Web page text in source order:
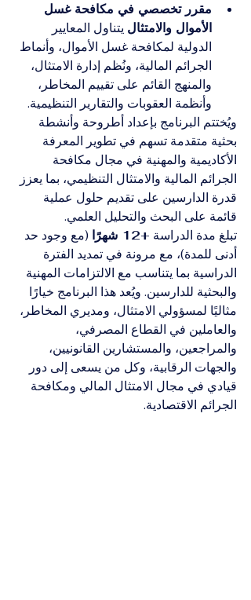
مقرر تخصصي في مكافحة غسل
الأموال والامتثال يتناول المعايير
الدولية لمكافحة غسل الأموال، وأنماط
الجرائم المالية، ونُظم إدارة الامتثال،
والمنهج القائم على تقييم المخاطر،
وأنظمة العقوبات والتقارير التنظيمية.
ويُختتم البرنامج بإعداد أطروحة وأنشطة
بحثية متقدمة تسهم في تطوير المعرفة
الأكاديمية والمهنية في مجال مكافحة
الجرائم المالية والامتثال التنظيمي، بما يعزز
قدرة الدارسين على تقديم حلول عملية
قائمة على البحث والتحليل العلمي.
تبلغ مدة الدراسة +12 شهرًا
(مع وجود حد
أدنى للمدة)، مع مرونة في تمديد الفترة
الدراسية بما يتناسب مع الالتزامات المهنية
والبحثية للدارسين. ويُعد هذا البرنامج خيارًا
مثاليًا لمسؤولي الامتثال، ومديري المخاطر،
والعاملين في القطاع المصرفي،
والمراجعين، والمستشارين القانونيين،
والجهات الرقابية، وكل من يسعى إلى دور
قيادي في مجال الامتثال المالي ومكافحة
الجرائم الاقتصادية.